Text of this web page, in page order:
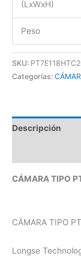
(LxWxH)
Peso
SKU:
Categorías:
Descripción
CÁMARA TIPO
CÁMARA TIPO
Longse